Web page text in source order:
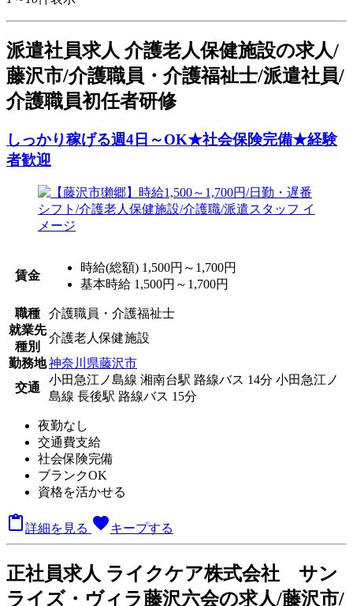
派遣社員求人 介護老人保健施設の求人/
藤沢市/介護職員・介護福祉士/派遣社員/
介護職員初任者研修
しっかり稼げる週4日～OK★社会保険完備★経験
者歓迎
賃金
時給(総額) 1,500円～1,700円
基本時給 1,500円～1,700円
職種
介護職員・介護福祉士
就業先
種別
介護老人保健施設
勤務地神奈川県藤沢市
交通
小田急江ノ島線 湘南台駅 路線バス 14分 小田急江ノ
島線 長後駅 路線バス 15分
夜勤なし
交通費支給
社会保険完備
ブランクOK
資格を活かせる
 詳細を見る favoriteキープする
正社員求人 ライクケア株式会社 サン
ライズ・ヴィラ藤沢六会の求人/藤沢市/